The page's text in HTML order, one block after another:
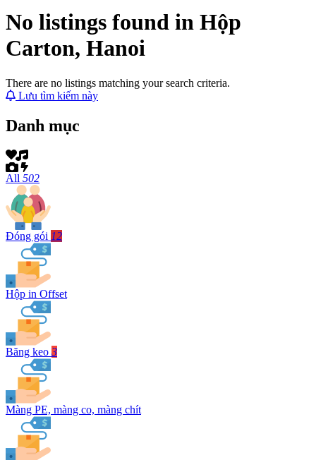
No listings found in Hộp
Carton, Hanoi
There are no listings matching your search criteria.
Lưu tìm kiếm này
Danh mục
All 502
Đóng gói 12
Hộp in Offset
Băng keo 3
Màng PE, màng co, màng chít